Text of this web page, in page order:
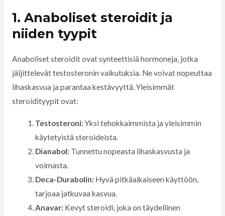
1. Anaboliset steroidit ja
niiden tyypit
Anaboliset steroidit ovat synteettisiä hormoneja, jotka
jäljittelevät testosteronin vaikutuksia. Ne voivat nopeuttaa
lihaskasvua ja parantaa kestävyyttä. Yleisimmät
steroidityypit ovat:
Testosteroni: Yksi tehokkaimmista ja yleisimmin
käytetyistä steroideista.
Dianabol: Tunnettu nopeasta lihaskasvusta ja
voimasta.
Deca-Durabolin: Hyvä pitkäaikaiseen käyttöön,
tarjoaa jatkuvaa kasvua.
Anavar: Kevyt steroidi, joka on täydellinen